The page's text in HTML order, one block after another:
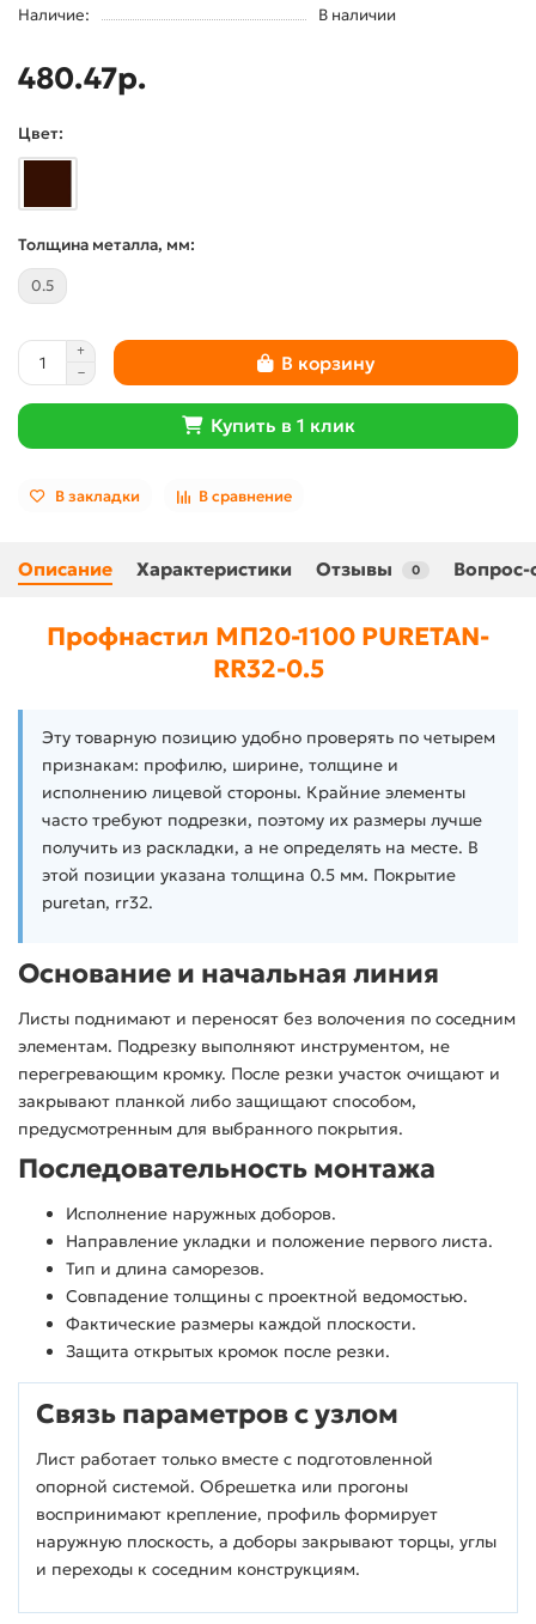
Наличие:
В наличии
480.47р.
Цвет:
Толщина металла, мм:
0.5
В корзину
Купить в 1 клик
В закладки В сравнение
Описание Характеристики Отзывы 0 Вопрос-
Профнастил МП20-1100 PURETAN-
RR32-0.5
Эту товарную позицию удобно проверять по четырем
признакам: профилю, ширине, толщине и
исполнению лицевой стороны. Крайние элементы
часто требуют подрезки, поэтому их размеры лучше
получить из раскладки, а не определять на месте. В
этой позиции указана толщина 0.5 мм. Покрытие
puretan, rr32.
Основание и начальная линия
Листы поднимают и переносят без волочения по соседним
элементам. Подрезку выполняют инструментом, не
перегревающим кромку. После резки участок очищают и
закрывают планкой либо защищают способом,
предусмотренным для выбранного покрытия.
Последовательность монтажа
Исполнение наружных доборов.
Направление укладки и положение первого листа.
Тип и длина саморезов.
Совпадение толщины с проектной ведомостью.
Фактические размеры каждой плоскости.
Защита открытых кромок после резки.
Связь параметров с узлом
Лист работает только вместе с подготовленной
опорной системой. Обрешетка или прогоны
воспринимают крепление, профиль формирует
наружную плоскость, а доборы закрывают торцы, углы
и переходы к соседним конструкциям.